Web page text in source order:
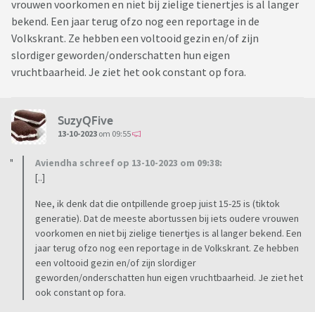
vrouwen voorkomen en niet bij zielige tienertjes is al langer
bekend. Een jaar terug ofzo nog een reportage in de
Volkskrant. Ze hebben een voltooid gezin en/of zijn
slordiger geworden/onderschatten hun eigen
vruchtbaarheid. Je ziet het ook constant op fora.
SuzyQFive
13-10-2023 om 09:55
Aviendha schreef op 13-10-2023 om 09:38:
[..]
Nee, ik denk dat die ontpillende groep juist 15-25 is (tiktok
generatie). Dat de meeste abortussen bij iets oudere vrouwen
voorkomen en niet bij zielige tienertjes is al langer bekend. Een
jaar terug ofzo nog een reportage in de Volkskrant. Ze hebben
een voltooid gezin en/of zijn slordiger
geworden/onderschatten hun eigen vruchtbaarheid. Je ziet het
ook constant op fora.